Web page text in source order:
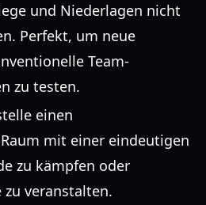
und Niederlagen nicht
Perfekt, um neue
Team-
zu testen.
einen
mit einer eindeutigen
zu kämpfen oder
veranstalten.